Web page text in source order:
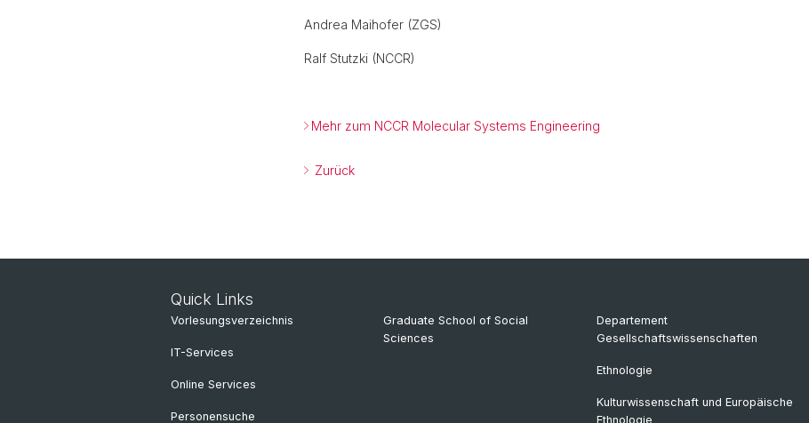
Andrea Maihofer (ZGS)
Ralf Stutzki (NCCR)
Mehr zum NCCR Molecular Systems Engineering
Zurück
Quick Links
Vorlesungsverzeichnis
IT-Services
Online Services
Personensuche
Graduate School of Social
Sciences
Departement
Gesellschaftswissenschaften
Ethnologie
Kulturwissenschaft und Europäische
Ethnologie